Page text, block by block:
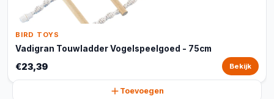
BIRD TOYS
Vadigran Touwladder Vogelspeelgoed - 75cm
€23,39 Bekijk
Toevoegen